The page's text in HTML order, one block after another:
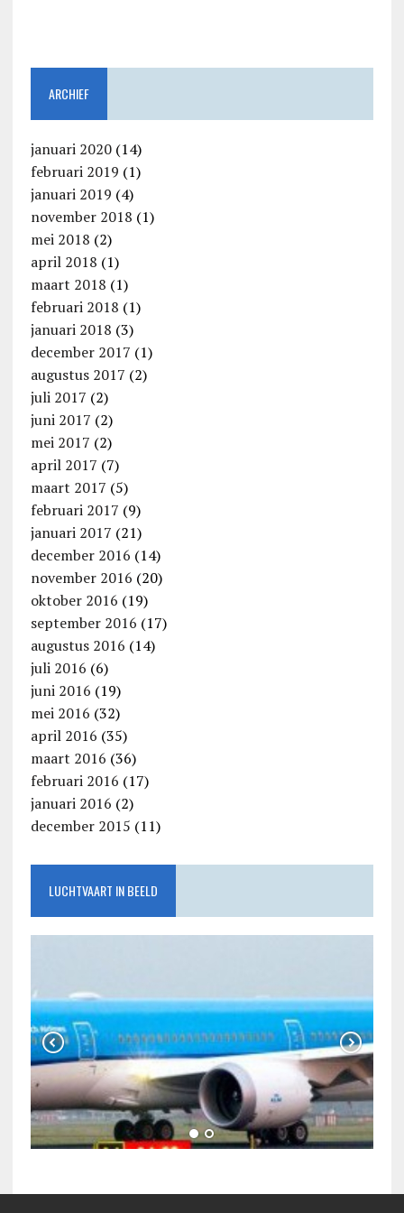
ARCHIEF
januari 2020(14)
februari 2019 (1)
januari 2019 (4)
november 2018 (1)
mei 2018 (2)
april 2018 (1)
maart 2018 (1)
februari 2018 (1)
januari 2018 (3)
december 2017 (1)
augustus 2017 (2)
juli 2017 (2)
juni 2017 (2)
mei 2017 (2)
april 2017 (7)
maart 2017 (5)
februari 2017 (9)
januari 2017 (21)
december 2016 (14)
november 2016 (20)
oktober 2016 (19)
september 2016 (17)
augustus 2016 (14)
juli 2016 (6)
juni 2016 (19)
mei 2016 (32)
april 2016 (35)
maart 2016 (36)
februari 2016 (17)
januari 2016 (2)
december 2015 (11)
LUCHTVAART IN BEELD